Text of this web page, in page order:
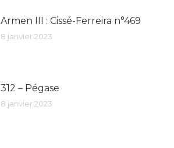
Armen III : Cissé-Ferreira n°469
8 janvier 2023
312 – Pégase
8 janvier 2023